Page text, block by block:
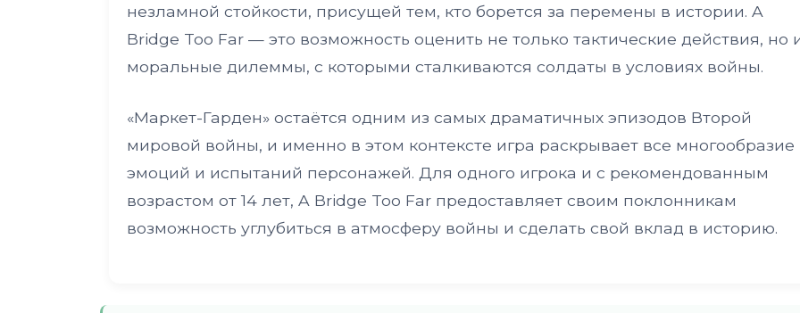
незламной стойкости, присущей тем, кто борется за перемены в истории. A
Bridge Too Far — это возможность оценить не только тактические действия, но
моральные дилеммы, с которыми сталкиваются солдаты в условиях войны.
«Маркет-Гарден» остаётся одним из самых драматичных эпизодов Второй
мировой войны, и именно в этом контексте игра раскрывает все многообразие
эмоций и испытаний персонажей. Для одного игрока и с рекомендованным
возрастом от 14 лет, A Bridge Too Far предоставляет своим поклонникам
возможность углубиться в атмосферу войны и сделать свой вклад в историю.